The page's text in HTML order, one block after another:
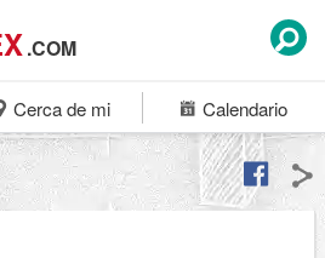
.COM
Cerca de mi Calendario